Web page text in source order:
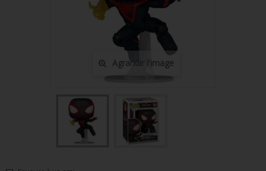
FIGURINES POP ANIME
FIGURINES POP HARRY POTTER
FIGURINES POP STRANGER THINGS
FIGURINES POP SEIGNEUR DES ANNEAUX
FIGURINES POP DC COMICS
Agrandir l'image